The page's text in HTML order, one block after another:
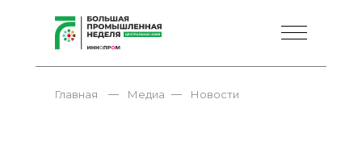
Главная Новости
— Медиа —